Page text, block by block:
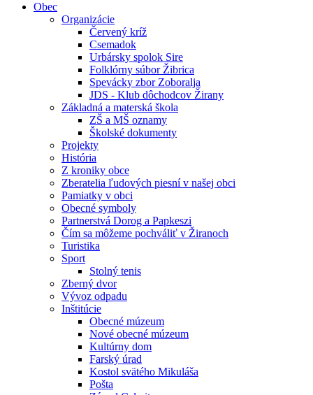
Obec
Organizácie
Červený kríž
Csemadok
Urbársky spolok Sire
Folklórny súbor Žibrica
Spevácky zbor Zoboralja
JDS - Klub dôchodcov Žirany
Základná a materská škola
ZŠ a MŠ oznamy
Školské dokumenty
Projekty
História
Z kroniky obce
Zberatelia ľudových piesní v našej obci
Pamiatky v obci
Obecné symboly
Partnerstvá Dorog a Papkeszi
Čím sa môžeme pochváliť v Žiranoch
Turistika
Sport
Stolný tenis
Zberný dvor
Vývoz odpadu
Inštitúcie
Obecné múzeum
Nové obecné múzeum
Kultúrny dom
Farský úrad
Kostol svätého Mikuláša
Pošta